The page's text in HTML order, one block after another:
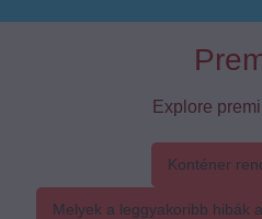
Explore
Konténer
Melyek a leggyakoribb hibák